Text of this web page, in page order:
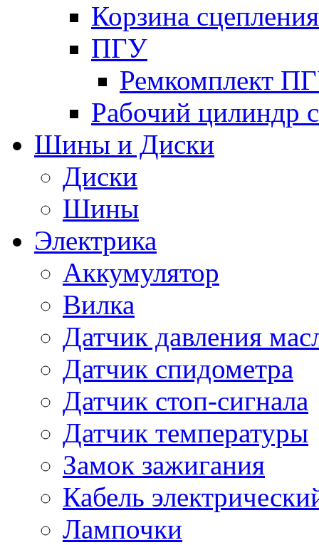
Корзина сцепления
ПГУ
Ремкомплект
Рабочий цилиндр
Шины и Диски
Диски
Шины
Электрика
Аккумулятор
Вилка
Датчик давления
Датчик спидометра
Датчик стоп-сигнала
Датчик температуры
Замок зажигания
Кабель
Лампочки